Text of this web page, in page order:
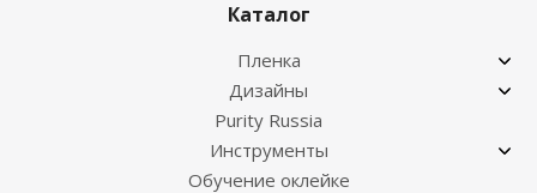
Каталог
Пленка
Дизайны
Purity Russia
Инструменты
Обучение оклейке